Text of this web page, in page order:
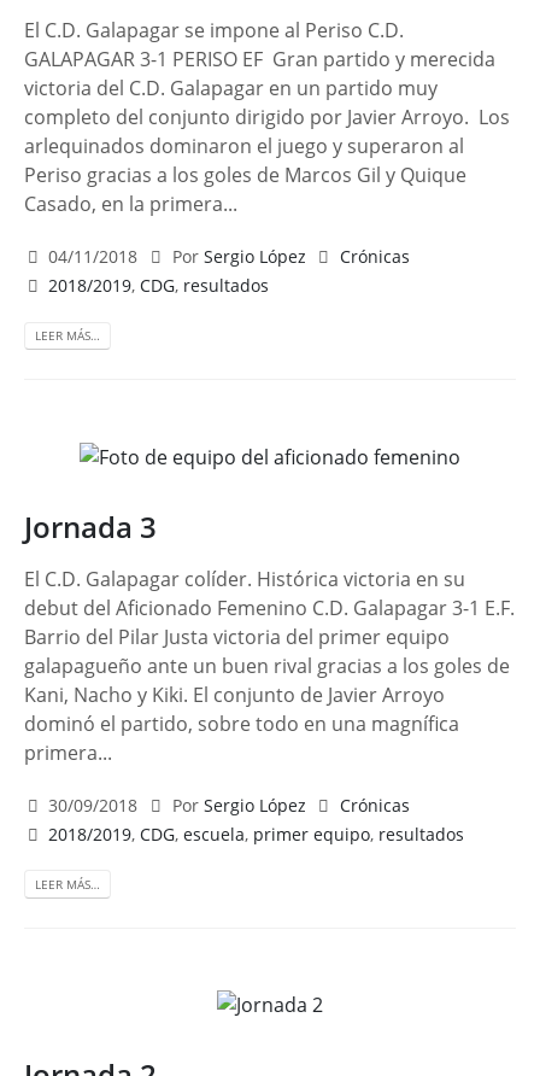
El C.D. Galapagar se impone al Periso C.D.
GALAPAGAR 3-1 PERISO EF Gran partido y merecida
victoria del C.D. Galapagar en un partido muy
completo del conjunto dirigido por Javier Arroyo. Los
arlequinados dominaron el juego y superaron al
Periso gracias a los goles de Marcos Gil y Quique
Casado, en la primera...
04/11/2018 Por Sergio López
Crónicas
2018/2019,CDG, resultados
LEER MÁS…
Jornada 3
El C.D. Galapagar colíder. Histórica victoria en su
debut del Aficionado Femenino C.D. Galapagar 3-1 E.F.
Barrio del Pilar Justa victoria del primer equipo
galapagueño ante un buen rival gracias a los goles de
Kani, Nacho y Kiki. El conjunto de Javier Arroyo
dominó el partido, sobre todo en una magnífica
primera...
30/09/2018 Por Sergio López
Crónicas
2018/2019,CDG,escuela, primer equipo, resultados
LEER MÁS…